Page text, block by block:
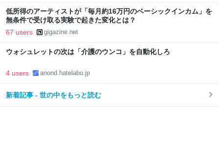
低所得のアーティストが「毎月約16万円のベーシックインカム」を
無条件で受け取る実験で起きた変化とは？
67 users gigazine.net
ウォシュレットの次は「介護のウンコ」を自動化しろ
4 users anond.hatelabo.jp
新着記事 - 世の中をもっと読む